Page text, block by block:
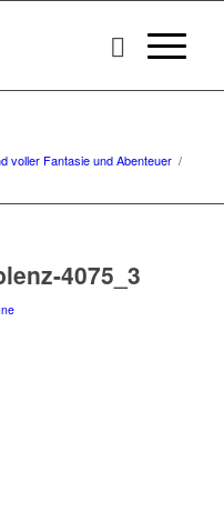
voller Fantasie und Abenteuer /
4075_3